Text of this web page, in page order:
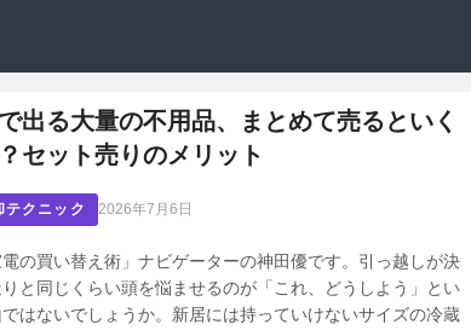
出る大量の不用品、まとめて売るといく
セット売りのメリット
テクニック 2026年7月6日
電の買い替え術」ナビゲーターの神田優です。引っ越しが決
と同じくらい頭を悩ませるのが「これ、どうしよう」とい
はないでしょうか。新居には持っていけないサイズの冷蔵